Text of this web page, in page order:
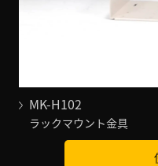
MK-H102
ラックマウント金具